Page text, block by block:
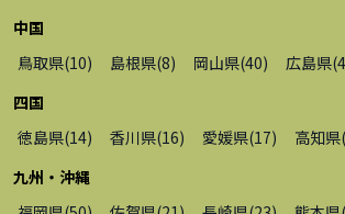
中国
鳥取県(10) 島根県(8) 岡山県(40) 広島県(
四国
徳島県(14) 香川県(16) 愛媛県(17) 高知県(
九州・沖縄